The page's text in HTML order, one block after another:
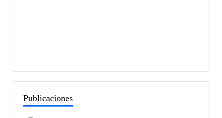
Publicaciones